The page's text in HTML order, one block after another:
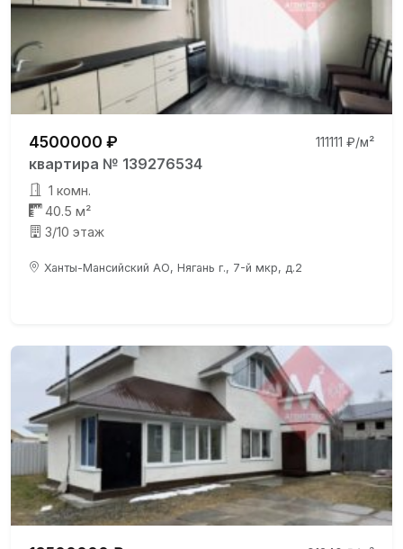
4500000 ₽ 111111 ₽/м²
квартира № 139276534
1 комн.
40.5 м²
3/10 этаж
Ханты-Мансийский АО, Нягань г., 7-й мкр, д.2